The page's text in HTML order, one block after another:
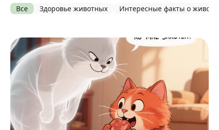
Все Здоровье животных Интересные факты о